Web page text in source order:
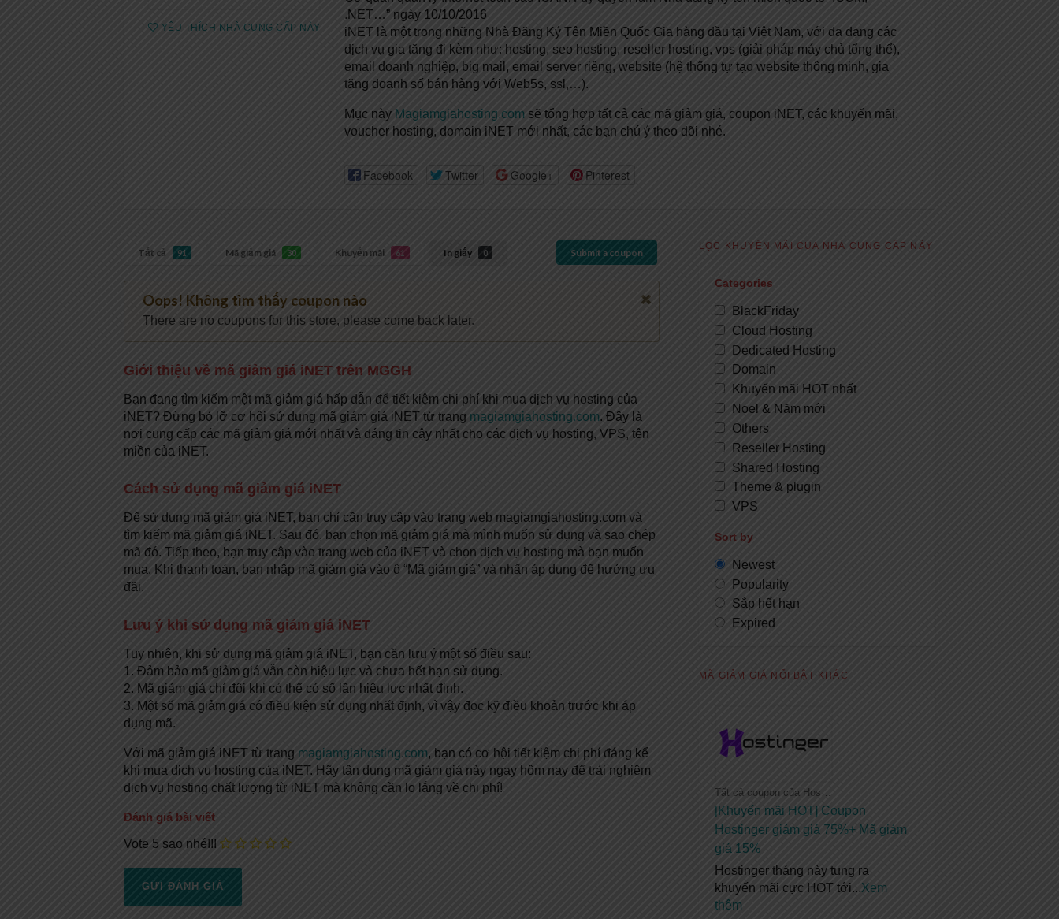
YÊU THÍCH NHÀ CUNG CẤP NÀY
.NET…” ngày 10/10/2016
iNET là một trong những Nhà Đăng Ký Tên Miền Quốc Gia hàng đầu tại Việt Nam, với đa dạng các
dịch vụ gia tăng đi kèm như: hosting, seo hosting, reseller hosting, vps (giải pháp máy chủ tổng thể),
email doanh nghiệp, big mail, email server riêng, website (hệ thống tự tạo website thông minh, gia
tăng doanh số bán hàng với Web5s, ssl,…).
Mục này Magiamgiahosting.com sẽ tổng hợp tất cả các mã giảm giá, coupon iNET, các khuyến mãi,
voucher hosting, domain iNET mới nhất, các bạn chú ý theo dõi nhé.
Facebook Twitter Google+ Pinterest
Tất cả 91 Mã giảm giá 30 Khuyến mãi 61 In giấy 0 Submit a coupon
Oops! Không tìm thấy coupon nào
There are no coupons for this store, please come back later.
Giới thiệu về mã giảm giá iNET trên MGGH
Bạn đang tìm kiếm một mã giảm giá hấp dẫn để tiết kiệm chi phí khi mua dịch vụ hosting của
iNET? Đừng bỏ lỡ cơ hội sử dụng mã giảm giá iNET từ trang magiamgiahosting.com. Đây là
nơi cung cấp các mã giảm giá mới nhất và đáng tin cậy nhất cho các dịch vụ hosting, VPS, tên
miền của iNET.
Cách sử dụng mã giảm giá iNET
Để sử dụng mã giảm giá iNET, bạn chỉ cần truy cập vào trang web magiamgiahosting.com và
tìm kiếm mã giảm giá iNET. Sau đó, bạn chọn mã giảm giá mà mình muốn sử dụng và sao chép
mã đó. Tiếp theo, bạn truy cập vào trang web của iNET và chọn dịch vụ hosting mà bạn muốn
mua. Khi thanh toán, bạn nhập mã giảm giá vào ô “Mã giảm giá” và nhấn áp dụng để hưởng ưu
đãi.
Lưu ý khi sử dụng mã giảm giá iNET
Tuy nhiên, khi sử dụng mã giảm giá iNET, bạn cần lưu ý một số điều sau:
1. Đảm bảo mã giảm giá vẫn còn hiệu lực và chưa hết hạn sử dụng.
2. Mã giảm giá chỉ đôi khi có thể có số lần hiệu lực nhất định.
3. Một số mã giảm giá có điều kiện sử dụng nhất định, vì vậy đọc kỹ điều khoản trước khi áp
dụng mã.
Với mã giảm giá iNET từ trang magiamgiahosting.com, bạn có cơ hội tiết kiệm chi phí đáng kể
khi mua dịch vụ hosting của iNET. Hãy tận dụng mã giảm giá này ngay hôm nay để trải nghiệm
dịch vụ hosting chất lượng từ iNET mà không cần lo lắng về chi phí!
Đánh giá bài viết
Vote 5 sao nhé!!!
LỌC KHUYẾN MÃI CỦA NHÀ CUNG CẤP NÀY
Categories
BlackFriday
Cloud Hosting
Dedicated Hosting
Domain
Khuyến mãi HOT nhất
Noel & Năm mới
Others
Reseller Hosting
Shared Hosting
Theme & plugin
VPS
Sort by
Newest
Popularity
Sắp hết hạn
Expired
MÃ GIẢM GIÁ NỔI BẬT KHÁC
Tất cả coupon của Hostinger
[Khuyến mãi HOT] Coupon
Hostinger giảm giá 75%+ Mã giảm
giá 15%
Hostinger tháng này tung ra
khuyến mãi cực HOT tới...Xem
thêm